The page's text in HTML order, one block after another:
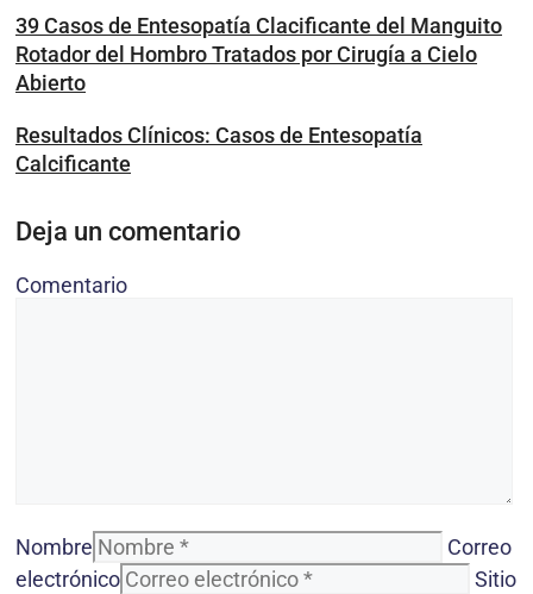
39 Casos de Entesopatía Clacificante del Manguito
Rotador del Hombro Tratados por Cirugía a Cielo
Abierto
Resultados Clínicos: Casos de Entesopatía
Calcificante
Deja un comentario
Comentario
Nombre
Correo
electrónico
Sitio